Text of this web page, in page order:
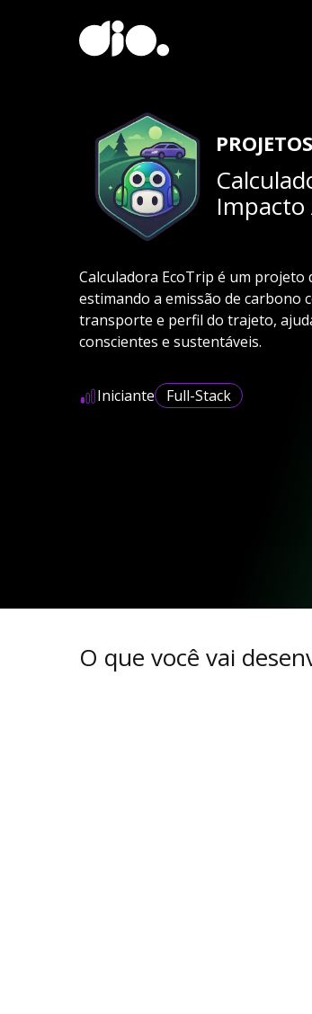
PROJETOS
Impacto
Calculadora EcoTrip é um
estimando a emissão de carbono
transporte e perfil do trajeto,
conscientes e sustentáveis.
Iniciante Full-Stack
O que você vai